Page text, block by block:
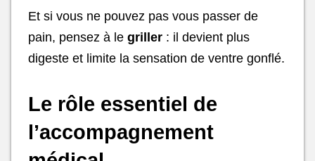
Et si vous ne pouvez pas vous passer de
pain, pensez à le griller : il devient plus
digeste et limite la sensation de ventre gonflé.
Le rôle essentiel de
l’accompagnement